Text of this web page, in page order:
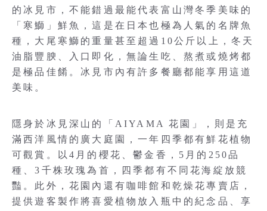
的冰見市，不能錯過最能代表富山灣冬季美味的
「寒鰤」鮮魚，這是在日本也極為人氣的名牌魚
種，大尾寒鰤的重量甚至超過10公斤以上，冬天
油脂豐腴、入口即化，無論生吃、熬煮或燒烤都
是極品佳餚。冰見市內有許多餐廳都能享用這道
美味。
隱身於冰見深山的「AIYAMA 花園」，則是充
滿西洋風情的廣大庭園，一年四季都有鮮花植物
可觀賞。以4月的櫻花、鬱金香，5月的250品
種、3千株玫瑰為首，四季都有不同花海綻放競
豔。此外，花園內還有咖啡館和乾燥花專賣店，
提供遊客製作將喜愛植物放入瓶中的紀念品、享